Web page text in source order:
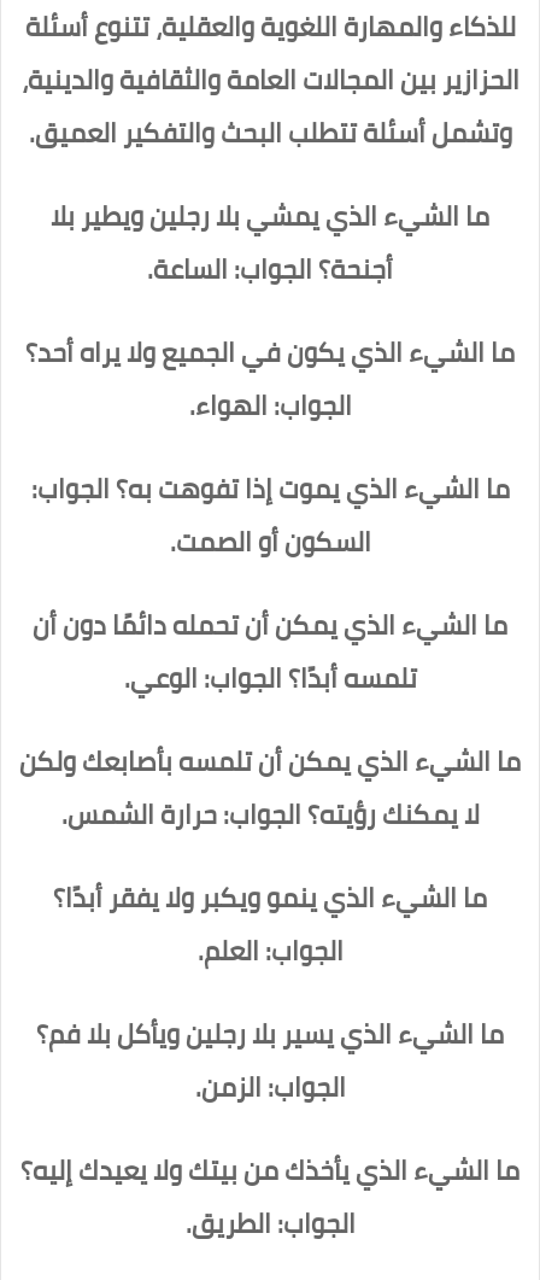
للذكاء والمهارة اللغوية والعقلية، تتنوع أسئلة
الحزازير بين المجالات العامة والثقافية والدينية،
وتشمل أسئلة تتطلب البحث والتفكير العميق.
ما الشيء الذي يمشي بلا رجلين ويطير بلا
أجنحة؟ الجواب: الساعة.
ما الشيء الذي يكون في الجميع ولا يراه أحد؟
الجواب: الهواء.
ما الشيء الذي يموت إذا تفوهت به؟ الجواب:
السكون أو الصمت.
ما الشيء الذي يمكن أن تحمله دائمًا دون أن
تلمسه أبدًا؟ الجواب: الوعي.
ما الشيء الذي يمكن أن تلمسه بأصابعك ولكن
لا يمكنك رؤيته؟ الجواب: حرارة الشمس.
ما الشيء الذي ينمو ويكبر ولا يفقر أبدًا؟
الجواب: العلم.
ما الشيء الذي يسير بلا رجلين ويأكل بلا فم؟
الجواب: الزمن.
ما الشيء الذي يأخذك من بيتك ولا يعيدك إليه؟
الجواب: الطريق.